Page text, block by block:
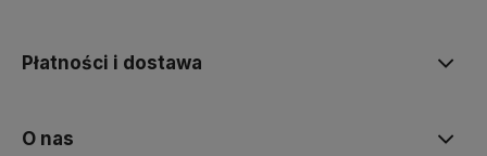
Płatności i dostawa
O nas